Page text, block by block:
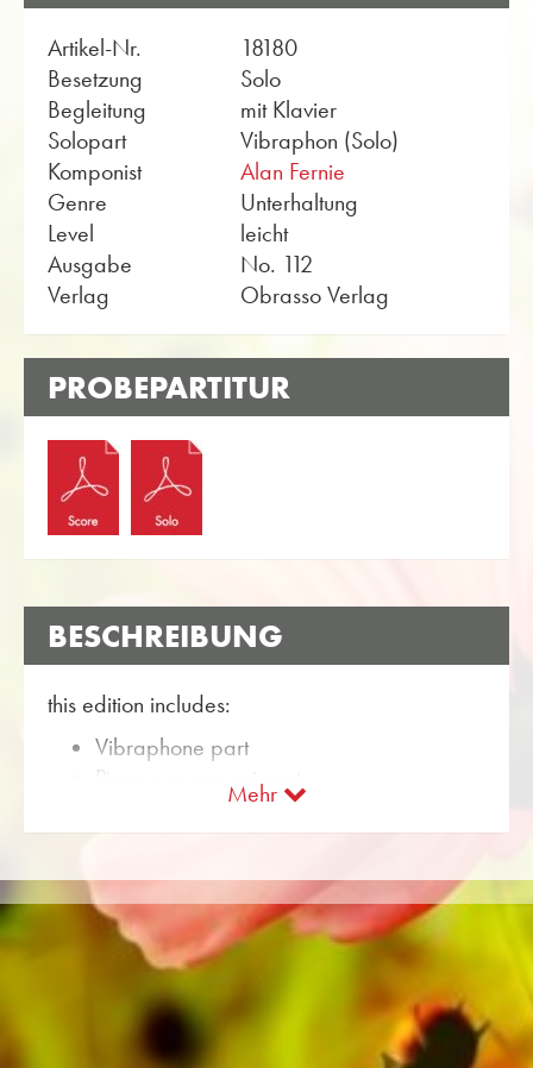
Artikel-Nr.
18180
Besetzung
Solo
Begleitung
mit Klavier
Solopart
Vibraphon (Solo)
Komponist
Alan Fernie
Genre
Unterhaltung
Level
leicht
Ausgabe
No. 112
Verlag
Obrasso Verlag
PROBEPARTITUR
BESCHREIBUNG
this edition includes:
Vibraphone part
Piano accompaniment
Obrasso sind die Noten für
Holzblasinstrumente mit der Artikel-Nr. 18180
erhältlich. Das Notenmaterial ist eingestuft im
Schwierigkeitsgrad B (leicht). Mehr
Unterhaltungsmusik für Holzblasinstrumente
finden Sie über die flexible Suchfunktion.
Mehr